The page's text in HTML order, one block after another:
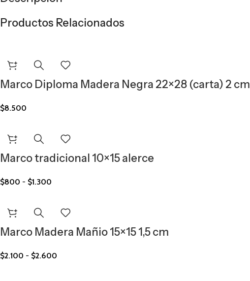
Productos Relacionados
Marco Diploma Madera Negra 22×28 (carta) 2 cm
$8.500
Marco tradicional 10×15 alerce
$800 - $1.300
Marco Madera Mañio 15×15 1,5 cm
$2.100 - $2.600